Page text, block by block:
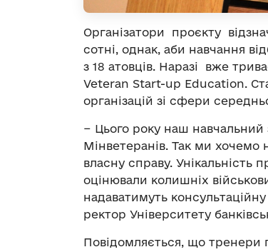
Організатори проєкту
сотні, однак, аби навчання
з 18 атовців. Наразі вже
Veteran Start-up Education.
організацій зі сфери
− Цього року наш
Мінветеранів. Так ми
власну справу. Унікальність
оцінювали колишніх
надаватимуть
ректор Університету
Повідомляється, що тренери